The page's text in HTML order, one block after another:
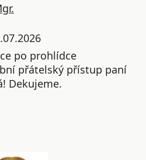
po prohlídce
přátelský přístup paní
Dekujeme.